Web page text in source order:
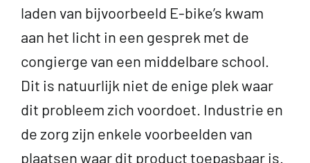
laden van bijvoorbeeld E-bike’s kwam
aan het licht in een gesprek met de
congierge van een middelbare school.
Dit is natuurlijk niet de enige plek waar
dit probleem zich voordoet. Industrie en
de zorg zijn enkele voorbeelden van
plaatsen waar dit product toepasbaar is.